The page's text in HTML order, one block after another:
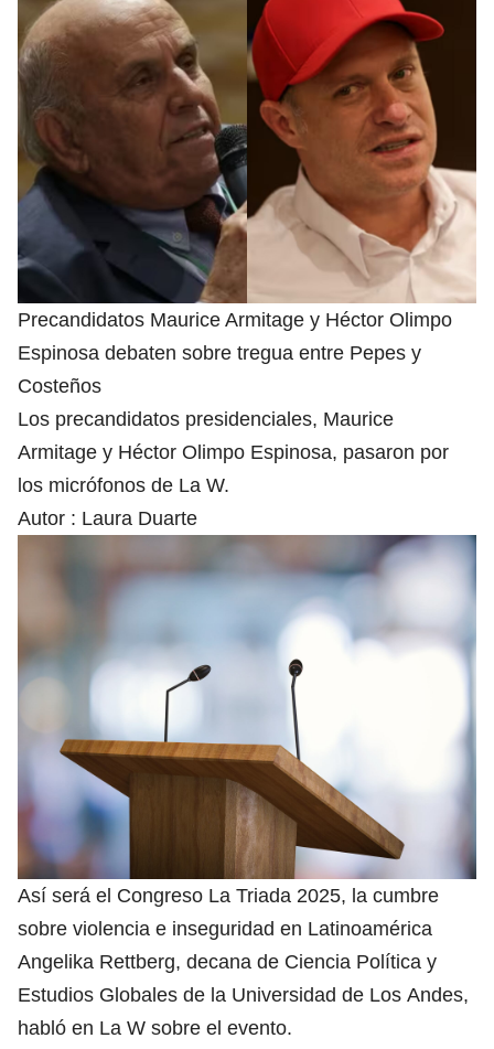
Precandidatos Maurice Armitage y Héctor Olimpo
Espinosa debaten sobre tregua entre Pepes y
Costeños
Los precandidatos presidenciales, Maurice
Armitage y Héctor Olimpo Espinosa, pasaron por
los micrófonos de La W.
Autor : Laura Duarte
Así será el Congreso La Triada 2025, la cumbre
sobre violencia e inseguridad en Latinoamérica
Angelika Rettberg, decana de Ciencia Política y
Estudios Globales de la Universidad de Los Andes,
habló en La W sobre el evento.